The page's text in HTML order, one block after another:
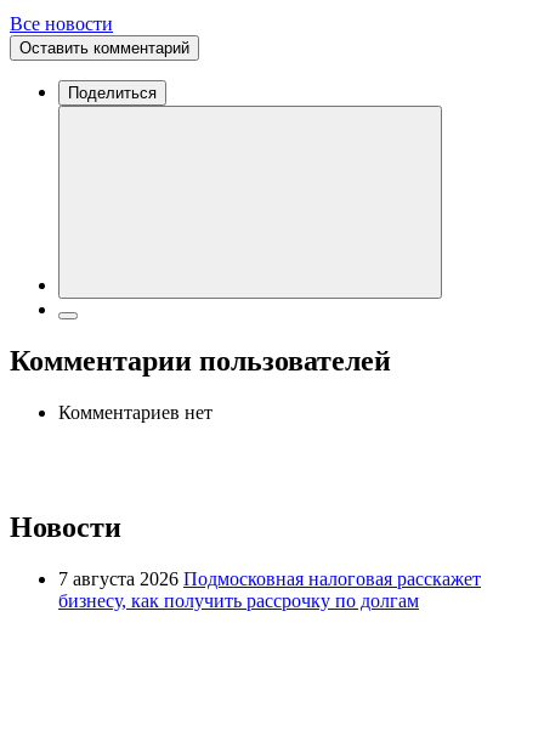
Все новости
Оставить комментарий
Поделиться
Комментарии пользователей
Комментариев нет
Новости
7 августа 2026 Подмосковная налоговая расскажет
бизнесу, как получить рассрочку по долгам